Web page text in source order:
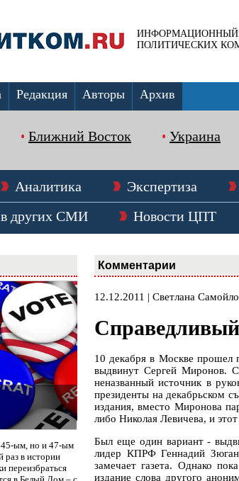
ИНФОРМАЦИОННЫЙ
ПОЛИТИЧЕСКИХ
Редакция Авторы Архив
Ближний Восток Украина
Аналитика Экспертиза
других СМИ Новости ЦПТ
45-ым, но и 47-ым
в истории
переизбраться
Комментарии
12.12.2011 | Светлана
10 декабря в Москве прошел
выдвинут Сергей Миронов.
неназванный источник в
президенты на декабрьском
издания, вместо Миронова
либо Николая Левичева, и
Был еще один вариант -
лидер КПРФ Геннадий
замечает газета. Однако
издание слова другого